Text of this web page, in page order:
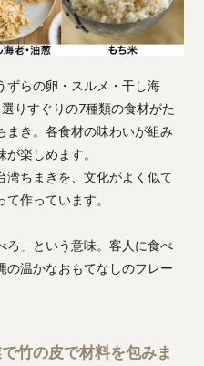
ずらの卵・スルメ・干し海
りすぐりの7種類の食材がた
まき。各食材の味わいが組み
楽しめます。
湾ちまきを、文化がよく似て
作っています。
ろ」という意味。客人に食べ
の温かなおもてなしのフレー
竹の皮で材料を包みま